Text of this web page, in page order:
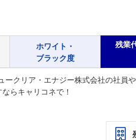
ホワイト・
ブラック度
残業
クリア・エナジー株式会社の社員
らキャリコネで！